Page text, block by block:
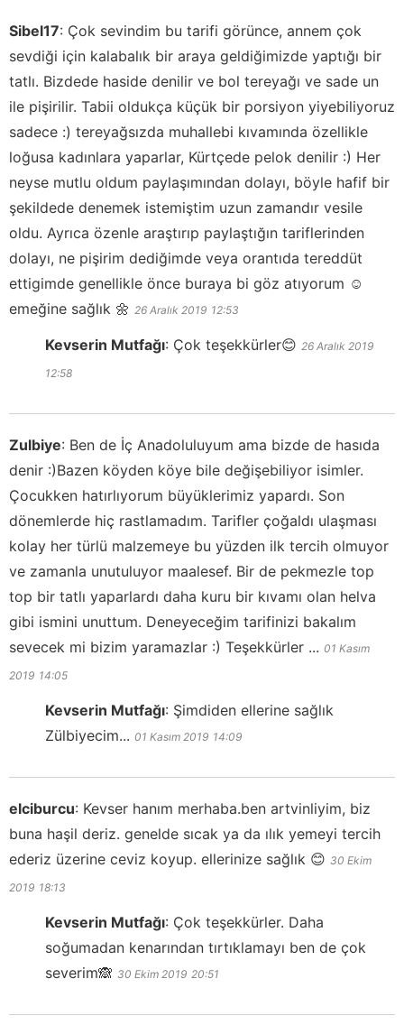
Sibel17: Çok sevindim bu tarifi görünce, annem çok
sevdiği için kalabalık bir araya geldiğimizde yaptığı bir
tatlı. Bizdede haside denilir ve bol tereyağı ve sade un
ile pişirilir. Tabii oldukça küçük bir porsiyon yiyebiliyoruz
sadece :) tereyağsızda muhallebi kıvamında özellikle
loğusa kadınlara yaparlar, Kürtçede pelok denilir :) Her
neyse mutlu oldum paylaşımından dolayı, böyle hafif bir
şekildede denemek istemiştim uzun zamandır vesile
oldu. Ayrıca özenle araştırıp paylaştığın tariflerinden
dolayı, ne pişirim dediğimde veya orantıda tereddüt
ettigimde genellikle önce buraya bi göz atıyorum ☺️
emeğine sağlık 🌼 26 Aralık 2019 12:53
Kevserin Mutfağı: Çok teşekkürler😊 26 Aralık 2019
12:58
Zulbiye: Ben de İç Anadoluluyum ama bizde de hasıda
denir :)Bazen köyden köye bile değişebiliyor isimler.
Çocukken hatırlıyorum büyüklerimiz yapardı. Son
dönemlerde hiç rastlamadım. Tarifler çoğaldı ulaşması
kolay her türlü malzemeye bu yüzden ilk tercih olmuyor
ve zamanla unutuluyor maalesef. Bir de pekmezle top
top bir tatlı yaparlardı daha kuru bir kıvamı olan helva
gibi ismini unuttum. Deneyeceğim tarifinizi bakalım
sevecek mi bizim yaramazlar :) Teşekkürler ... 01 Kasım
2019 14:05
Kevserin Mutfağı: Şimdiden ellerine sağlık
Zülbiyecim... 01 Kasım 2019 14:09
elciburcu: Kevser hanım merhaba.ben artvinliyim, biz
buna haşil deriz. genelde sıcak ya da ılık yemeyi tercih
ederiz üzerine ceviz koyup. ellerinize sağlık 😊 30 Ekim
2019 18:13
Kevserin Mutfağı: Çok teşekkürler. Daha
soğumadan kenarından tırtıklamayı ben de çok
severim🙈 30 Ekim 2019 20:51